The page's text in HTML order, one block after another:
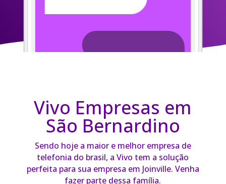
Vivo Empresas em
São Bernardino
Sendo hoje a maior e melhor empresa de
telefonia do brasil, a Vivo tem a solução
perfeita para sua empresa em Joinville. Venha
fazer parte dessa família.